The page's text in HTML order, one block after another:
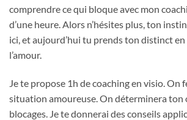
comprendre ce qui bloque avec mon
d’une heure. Alors n’hésites plus, ton
ici, et aujourd’hui tu prends ton distinct
l’amour.
Je te propose 1h de coaching en visio. On
situation amoureuse. On déterminera ton
blocages. Je te donnerai des conseils